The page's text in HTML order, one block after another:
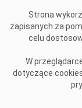
Strona
zapisanych za
celu
W
dotyczące